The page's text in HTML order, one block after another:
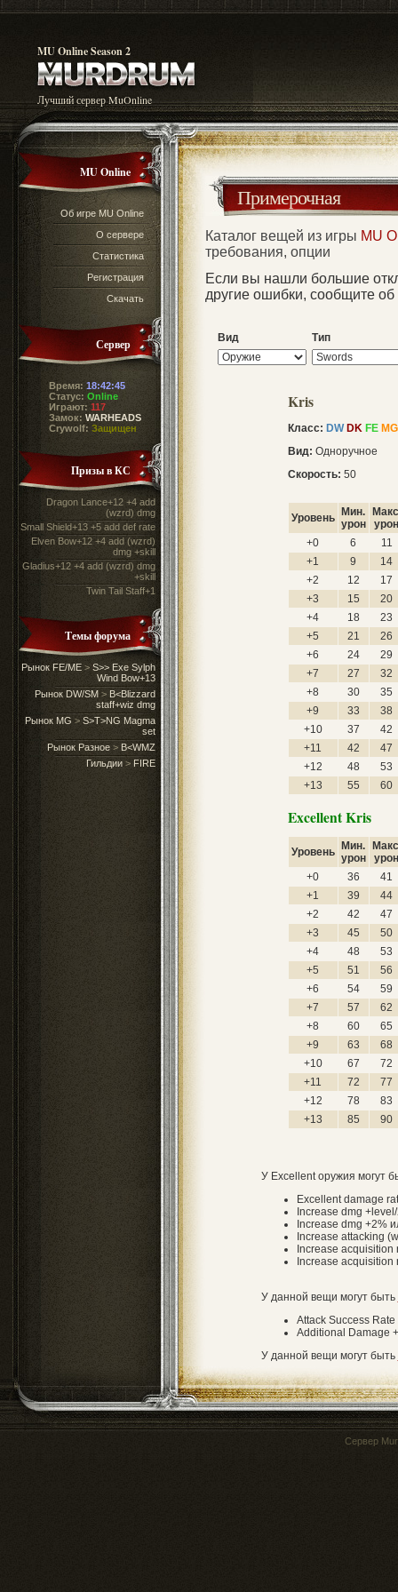
MU Online Season 2
Лучший сервер MuOnline
MU Online
Об игре MU Online
О сервере
Статистика
Регистрация
Скачать
Сервер
Время: 18:42:45
Статус: Online
Играют: 117
Замок: WARHEADS
Crywolf: Защищен
Призы в КС
Dragon Lance+12 +4 add
(wzrd) dmg
Small Shield+13 +5 add def rate
Elven Bow+12 +4 add (wzrd)
dmg +skill
Gladius+12 +4 add (wzrd) dmg
+skill
Twin Tail Staff+1
Темы форума
Рынок FE/ME > S>> Exe Sylph
Wind Bow+13
Рынок DW/SM > B<Blizzard
staff+wiz dmg
Рынок MG > S>T>NG Magma
set
Рынок Разное > B<WMZ
Гильдии > FIRE
Примерочная
Каталог вещей из игры MU
требования, опции
Если вы нашли большие
другие ошибки, сообщите
Вид Тип
Kris
Класс: DW DK FE MG
Вид: Одноручное
Скорость: 50
Уровень
Мин.
урон
урон
+0
6
11
+1
9
14
+2
12
17
+3
15
20
+4
18
23
+5
21
26
+6
24
29
+7
27
32
+8
30
35
+9
33
38
+10
37
42
+11
42
47
+12
48
53
+13
55 60
Excellent Kris
Уровень
Мин.
урон
урон
+0
36
41
+1
39
44
+2
42
47
+3
45
50
+4
48
53
+5
51
56
+6
54
59
+7
57
62
+8
60
65
+9
63
68
+10
67
72
+11
72
77
+12
78
83
+13
85 90
У Excellent оружия могут
Excellent damage
Increase dmg
Increase dmg +2%
Increase attacking
Increase acquisition
Increase
У данной вещи могут быть
Attack Success Rate
Additional Damage
У данной вещи могут быть
Сервер